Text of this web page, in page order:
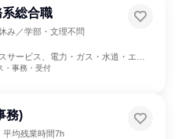
総合職
み／学部・文理不問
サービス、電力・ガス・水道・エネ
・事務・受付
務)
平均残業時間7h